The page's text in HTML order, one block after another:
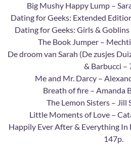
Big Mushy Happy Lump –
Dating for Geeks: Extended
Dating for Geeks: Girls &
The Book Jumper –
De droom van Sarah (De zusjes
& Barbucci –
Me and Mr. Darcy –
Breath of fire – Amanda
The Lemon Sisters – Jill
Little Moments of Love –
Happily Ever After & Everything In
147p.